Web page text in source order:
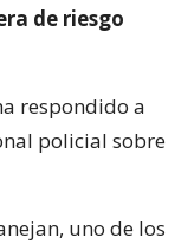
de riesgo
respondido a
policial sobre
uno de los